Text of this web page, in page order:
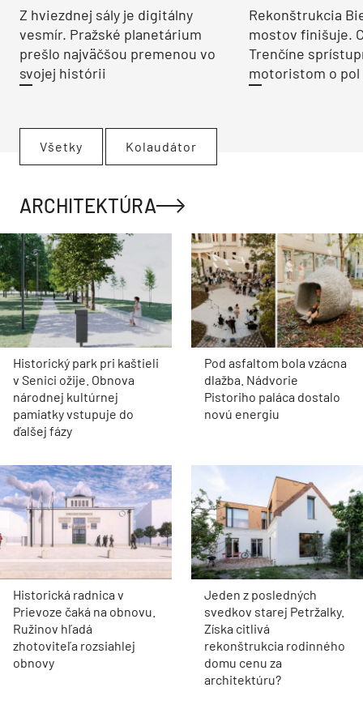
Z hviezdnej sály je digitálny
vesmír. Pražské planetárium
prešlo najväčšou premenou vo
svojej histórii
Rekonštrukcia
mostov finišuje.
Trenčíne
motoristom o pol
Všetky Kolaudátor
ARCHITEKTÚRA
Historický park pri kaštieli
v Senici ožije. Obnova
národnej kultúrnej
pamiatky vstupuje do
ďalšej fázy
Pod asfaltom bola vzácna
dlažba. Nádvorie
Pistoriho paláca dostalo
novú energiu
Historická radnica v
Prievoze čaká na obnovu.
Ružinov hľadá
zhotoviteľa rozsiahlej
obnovy
Jeden z posledných
svedkov starej Petržalky.
Získa citlivá
rekonštrukcia rodinného
domu cenu za
architektúru?